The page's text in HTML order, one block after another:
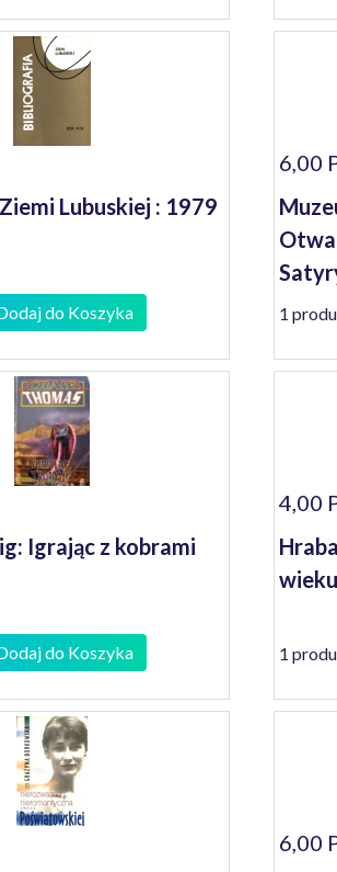
Lubuskiej : 1979
do Koszyka
6,00
1
Igrając z kobrami
do Koszyka
4,00
wieku
1
6,00